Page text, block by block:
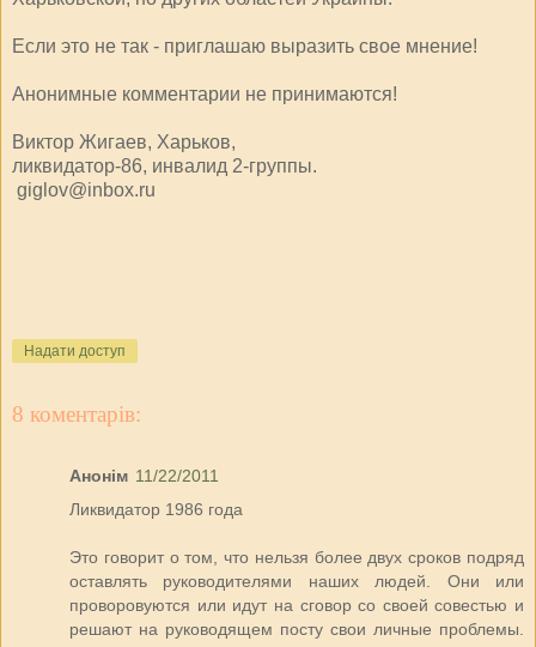
Если это не так - приглашаю выразить свое мнение!
Анонимные комментарии не принимаются!
Виктор Жигаев, Харьков,
ликвидатор-86, инвалид 2-группы.
giglov@inbox.ru
Надати доступ
8 коментарів:
Анонім 11/22/2011
Ликвидатор 1986 года
Это говорит о том, что нельзя более двух сроков подряд
оставлять руководителями наших людей. Они или
проворовуются или идут на сговор со своей совестью и
решают на руководящем посту свои личные проблемы.